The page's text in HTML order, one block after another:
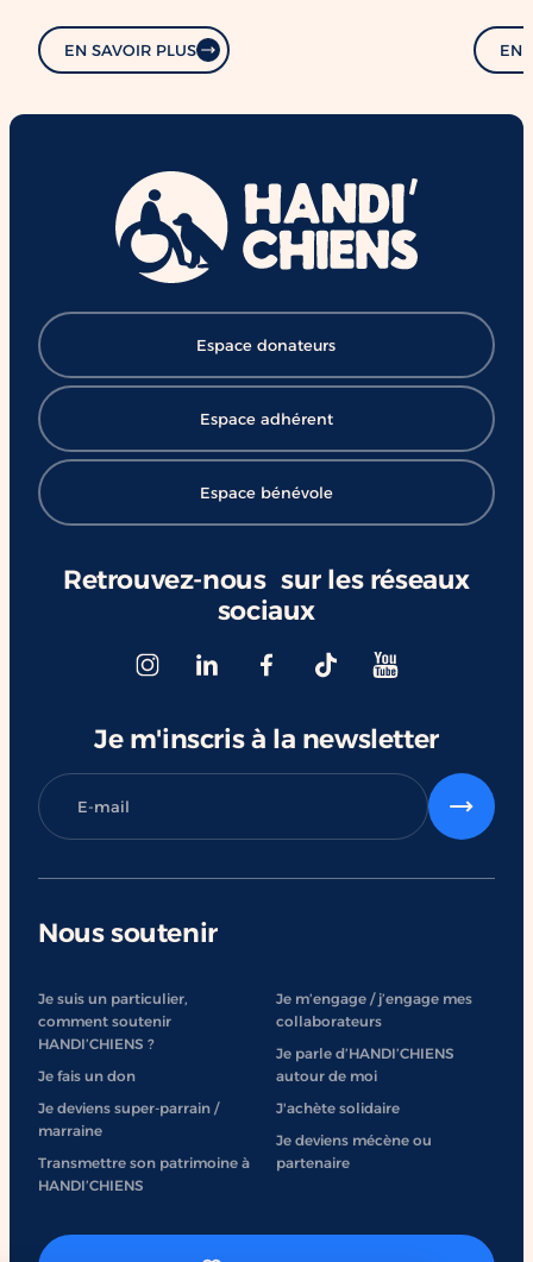
EN SAVOIR PLUS EN
Retrouvez-nous sur les réseaux
sociaux
Espace donateurs
Espace adhérent
Espace bénévole
Je m'inscris à la newsletter
Nous soutenir
Je suis un particulier,
comment soutenir
HANDI’CHIENS ?
Je fais un don
Je deviens super-parrain /
marraine
Transmettre son patrimoine à
HANDI’CHIENS
Je m’engage / j’engage mes
collaborateurs
Je parle d’HANDI’CHIENS
autour de moi
J'achète solidaire
Je deviens mécène ou
partenaire